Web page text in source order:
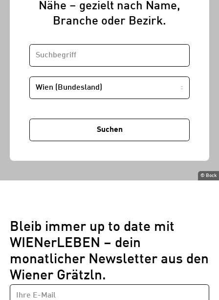
© Bock
Nähe – gezielt nach Name,
Branche oder Bezirk.
SUCHBEGRIFF
STANDORT
Suchen
Bleib immer up to date mit
WIENerLEBEN – dein
monatlicher Newsletter aus den
Wiener Grätzln.
Newsletter
E-
MAIL-